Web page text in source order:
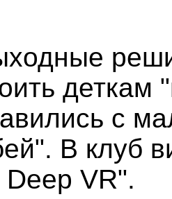
деткам
с
В клуб
VR".